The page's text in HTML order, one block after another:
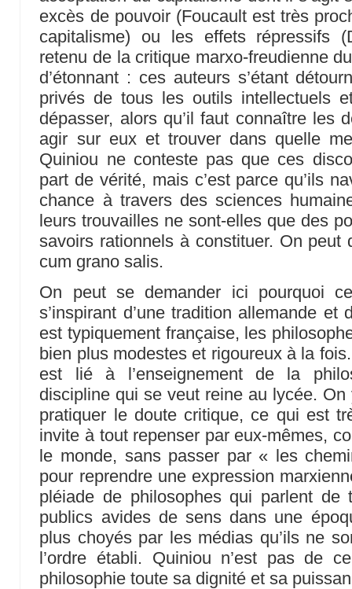
excès de pouvoir (Foucault est très
capitalisme) ou les effets répressifs
retenu de la critique marxo-freudienne
d’étonnant : ces auteurs s’étant
privés de tous les outils intellectuels
dépasser, alors qu’il faut connaître les
agir sur eux et trouver dans quelle
Quiniou ne conteste pas que ces
part de vérité, mais c’est parce qu’ils
chance à travers des sciences
leurs trouvailles ne sont-elles que des
savoirs rationnels à constituer. On peut
cum grano salis.
On peut se demander ici pourquoi
s’inspirant d’une tradition allemande et
est typiquement française, les
bien plus modestes et rigoureux à la
est lié à l’enseignement de la
discipline qui se veut reine au lycée.
pratiquer le doute critique, ce qui est
invite à tout repenser par eux-mêmes,
le monde, sans passer par « les
pour reprendre une expression
pléiade de philosophes qui parlent
publics avides de sens dans une
plus choyés par les médias qu’ils ne
l’ordre établi. Quiniou n’est pas de
philosophie toute sa dignité et sa